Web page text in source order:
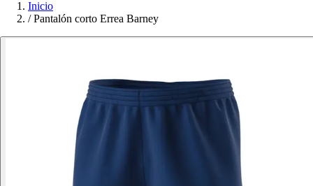
Inicio
/ Pantalón corto Errea Barney